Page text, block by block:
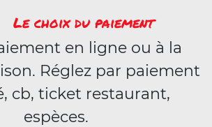
Le choix du paiement
en ligne ou à la
Réglez par paiement
cb, ticket restaurant,
espèces.